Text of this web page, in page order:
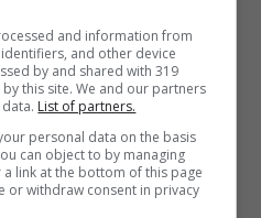
di altre zone non
risulta poco
osservare
and information from
and other device
by and shared with 319
this site. We and our partners
List of partners.
personal data on the basis
can object to by managing
link at the bottom of this page
or withdraw consent in privacy